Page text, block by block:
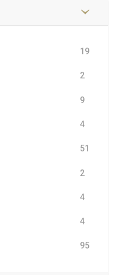
19
2
9
4
51
2
4
4
95